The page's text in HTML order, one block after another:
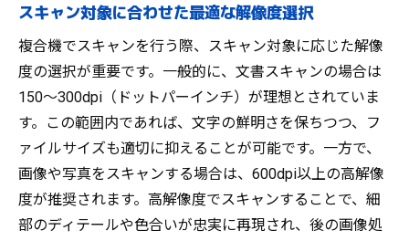
スキャン対象に合わせた最適な解像度選択
複合機でスキャンを行う際、スキャン対象に応じた解像
度の選択が重要です。一般的に、文書スキャンの場合は
150～300dpi（ドットパーインチ）が理想とされていま
す。この範囲内であれば、文字の鮮明さを保ちつつ、フ
ァイルサイズも適切に抑えることが可能です。一方で、
画像や写真をスキャンする場合は、600dpi以上の高解像
度が推奨されます。高解像度でスキャンすることで、細
部のディテールや色合いが忠実に再現され、後の画像処